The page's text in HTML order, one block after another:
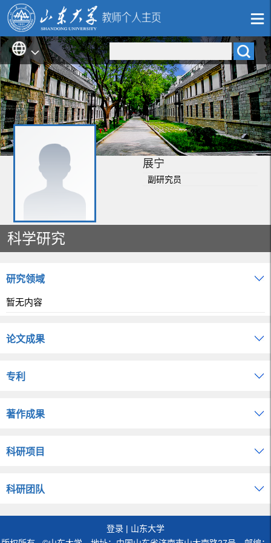
展宁
副研究员
科学研究
研究领域
暂无内容
论文成果
专利
著作成果
科研项目
科研团队
登录 | 山东大学